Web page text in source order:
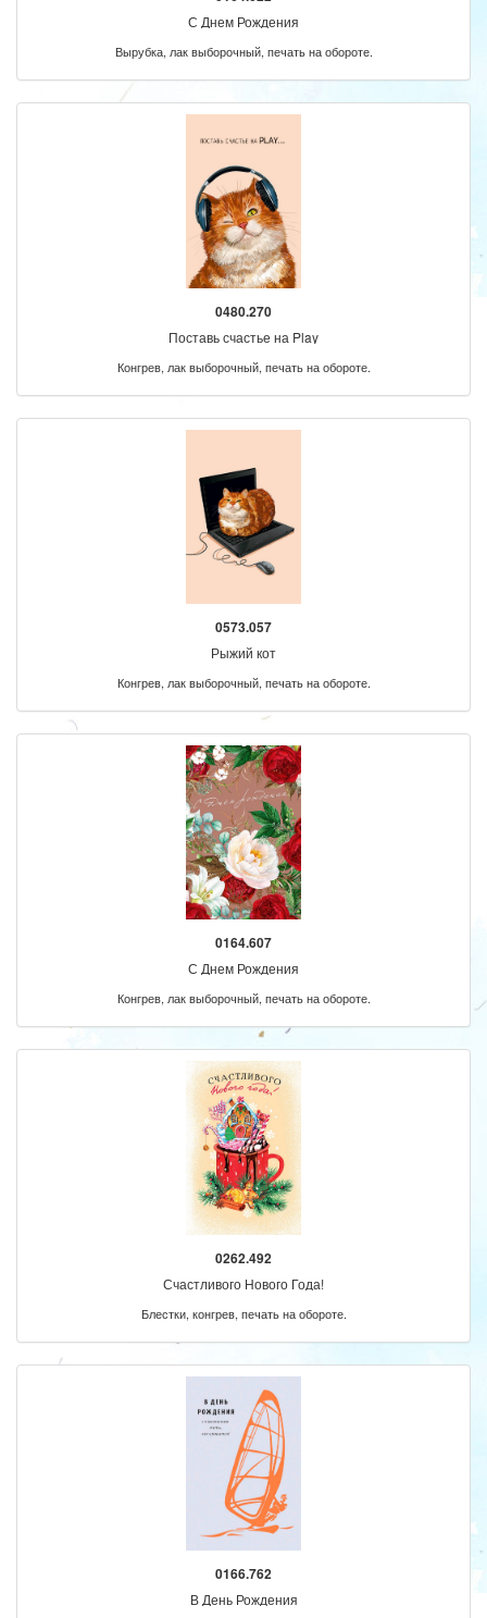
С Днем Рождения
Вырубка, лак выборочный, печать на обороте.
0480.270
Поставь счастье на Play
Конгрев, лак выборочный, печать на обороте.
0573.057
Рыжий кот
Конгрев, лак выборочный, печать на обороте.
0164.607
С Днем Рождения
Конгрев, лак выборочный, печать на обороте.
0262.492
Счастливого Нового Года!
Блестки, конгрев, печать на обороте.
0166.762
В День Рождения